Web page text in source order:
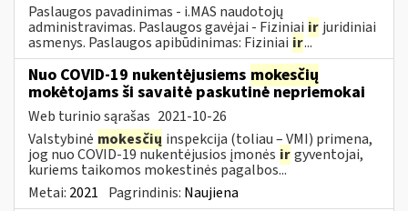
Paslaugos pavadinimas - i.MAS naudotojų
administravimas. Paslaugos gavėjai - Fiziniai ir juridiniai
asmenys. Paslaugos apibūdinimas: Fiziniai ir...
Nuo COVID-19 nukentėjusiems mokesčių
mokėtojams ši savaitė paskutinė nepriemokai
Web turinio sąrašas 2021-10-26
Valstybinė mokesčių inspekcija (toliau – VMI) primena,
jog nuo COVID-19 nukentėjusios įmonės irgyventojai,
kuriems taikomos mokestinės pagalbos...
Metai: 2021 Pagrindinis: Naujiena